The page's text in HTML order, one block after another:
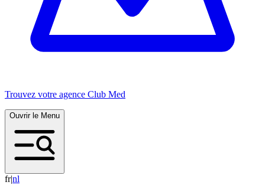
Trouvez votre agence Club Med
Ouvrir le Menu
fr|nl